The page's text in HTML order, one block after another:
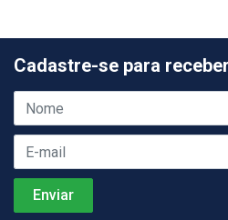
Cadastre-se para